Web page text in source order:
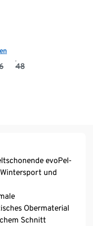
48
evoPel-
und
Obermaterial
Schnitt